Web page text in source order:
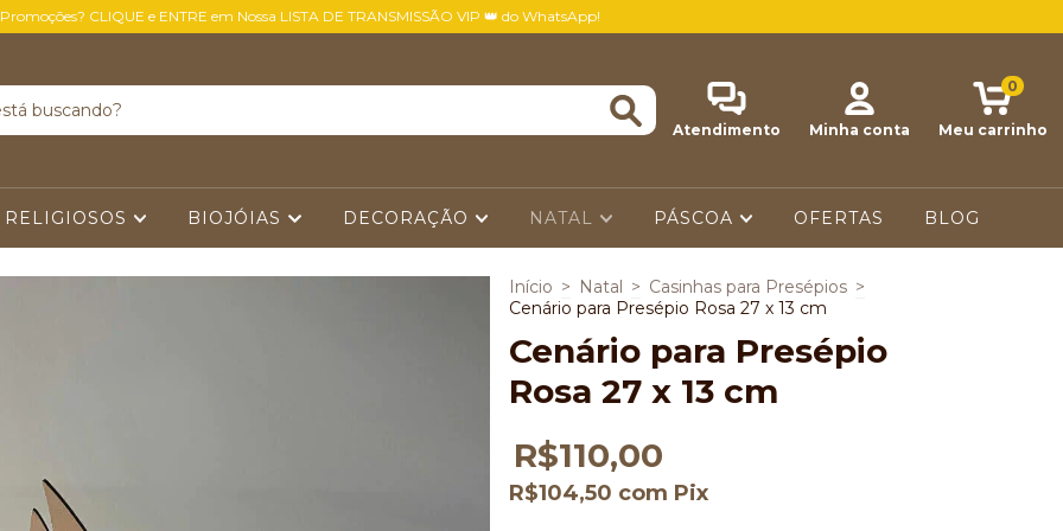
CLIQUE e ENTRE em Nossa LISTA DE TRANSMISSÃO VIP 👑 do WhatsApp!
Atendimento Minha conta Meu carrinho
0
BIOJÓIAS DECORAÇÃO NATAL PÁSCOA OFERTAS BLOG
Início > Natal > Casinhas para Presépios >
Cenário para Presépio Rosa 27 x 13 cm
Cenário para Presépio
Rosa 27 x 13 cm
R$110,00
R$104,50 com Pix